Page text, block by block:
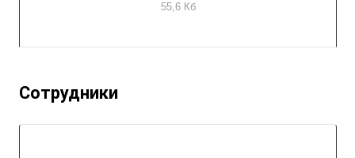
55,6 Кб
Сотрудники